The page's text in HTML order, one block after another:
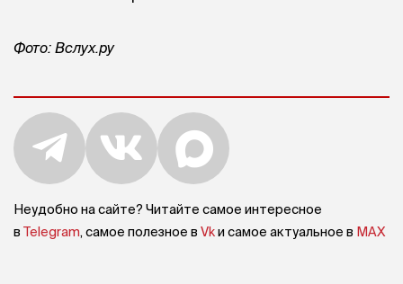
Фото: Вслух.ру
Неудобно на сайте? Читайте самое интересное
в Telegram, самое полезное в Vkи самое актуальное в MAX